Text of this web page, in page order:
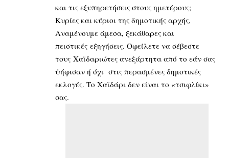
και τις εξυπηρετήσεις στους ημετέρους;
Κυρίες και κύριοι της δημοτικής αρχής,
Αναμένουμε άμεσα, ξεκάθαρες και
πειστικές εξηγήσεις. Οφείλετε να σέβεστε
τους Χαϊδαριώτες ανεξάρτητα από το εάν σας
ψήφισαν ή όχι στις περασμένες δημοτικές
εκλογές. Το Χαϊδάρι δεν είναι το «τσιφλίκι»
σας.